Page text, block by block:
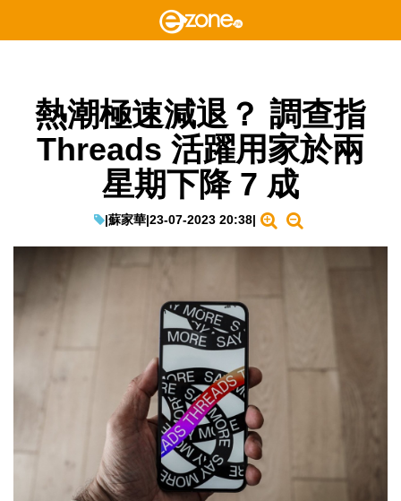
熱潮極速減退？ 調查指
Threads 活躍用家於兩
星期下降 7 成
|蘇家華|23-07-2023 20:38|